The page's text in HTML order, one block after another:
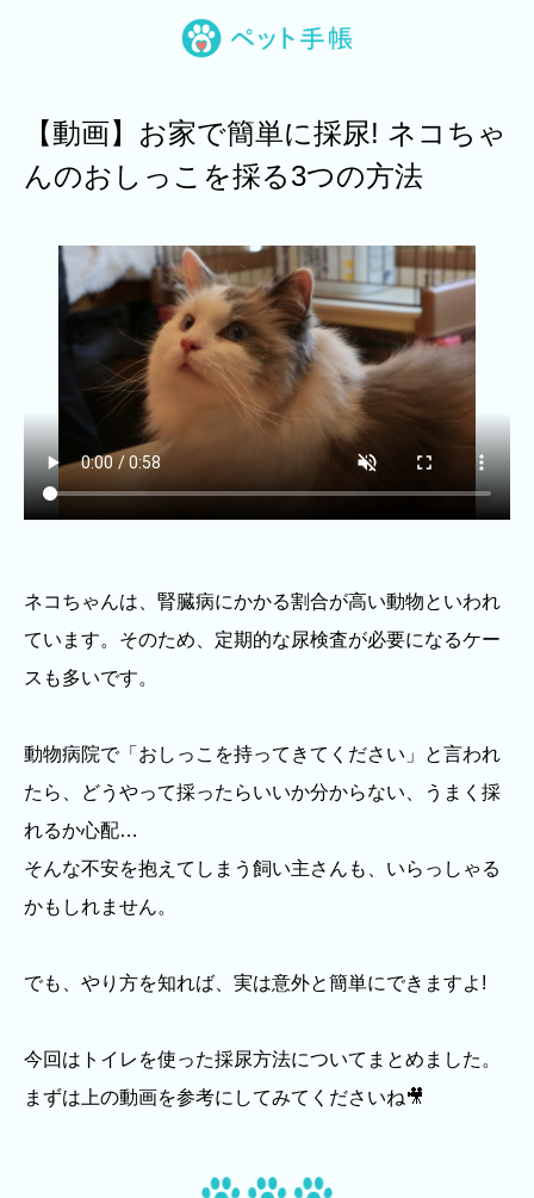
【動画】お家で簡単に採尿! ネコちゃ
んのおしっこを採る3つの方法
ネコちゃんは、腎臓病にかかる割合が高い動物といわれ
ています。そのため、定期的な尿検査が必要になるケー
スも多いです。
動物病院で「おしっこを持ってきてください」と言われ
たら、どうやって採ったらいいか分からない、うまく採
れるか心配…
そんな不安を抱えてしまう飼い主さんも、いらっしゃる
かもしれません。
でも、やり方を知れば、実は意外と簡単にできますよ!
今回はトイレを使った採尿方法についてまとめました。
まずは上の動画を参考にしてみてくださいね🎥